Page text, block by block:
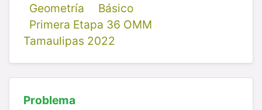
Geometría
Básico
Primera Etapa 36 OMM
Tamaulipas 2022
Problema